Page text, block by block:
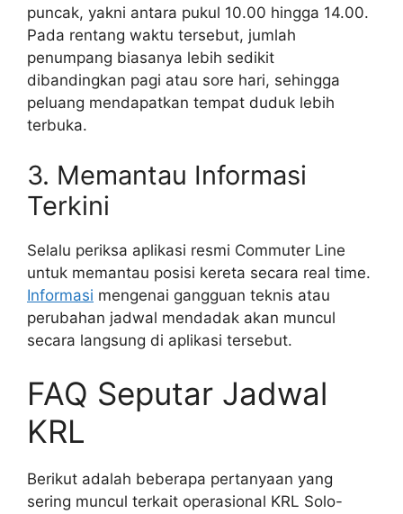
puncak, yakni antara pukul 10.00 hingga 14.00.
Pada rentang waktu tersebut, jumlah
penumpang biasanya lebih sedikit
dibandingkan pagi atau sore hari, sehingga
peluang mendapatkan tempat duduk lebih
terbuka.
3. Memantau Informasi
Terkini
Selalu periksa aplikasi resmi Commuter Line
untuk memantau posisi kereta secara real time.
Informasi mengenai gangguan teknis atau
perubahan jadwal mendadak akan muncul
secara langsung di aplikasi tersebut.
FAQ Seputar Jadwal
KRL
Berikut adalah beberapa pertanyaan yang
sering muncul terkait operasional KRL Solo-